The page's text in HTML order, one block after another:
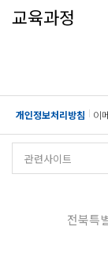
교육과정
개인정보처리방침 이
전북특